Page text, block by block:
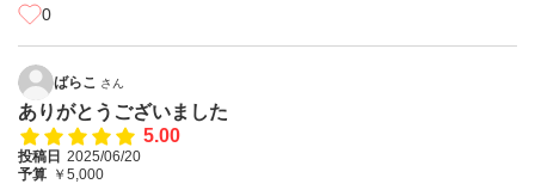
0
ばらこ さん
ありがとうございました
5.00
投稿日 2025/06/20
予算 ￥5,000